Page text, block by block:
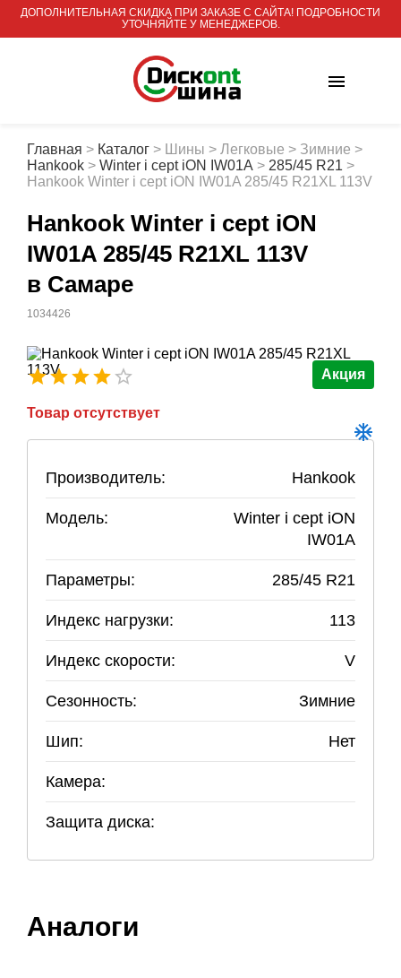
ДОПОЛНИТЕЛЬНАЯ СКИДКА ПРИ ЗАКАЗЕ С САЙТА! ПОДРОБНОСТИ
УТОЧНЯЙТЕ У МЕНЕДЖЕРОВ.
Главная > Каталог > Шины > Легковые > Зимние >
Hankook > Winter i cept iON IW01A > 285/45 R21 >
Hankook Winter i cept iON IW01A 285/45 R21XL 113V
Hankook Winter i cept iON
IW01A 285/45 R21XL 113V
в Самаре
1034426
Акция
Товар отсутствует
Производитель: Hankook
Модель:
Winter i cept iON
IW01A
Параметры: 285/45 R21
Индекс нагрузки: 113
Индекс скорости: V
Сезонность: Зимние
Шип: Нет
Камера:
Защита диска:
Аналоги